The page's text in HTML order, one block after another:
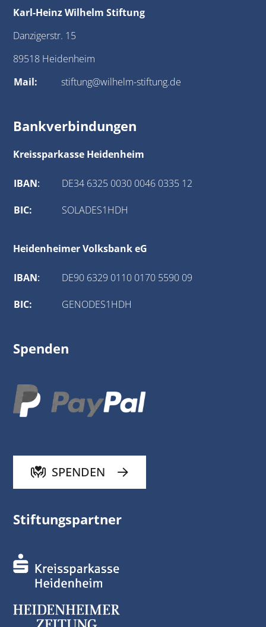
Karl-Heinz Wilhelm Stiftung
Danzigerstr. 15
89518 Heidenheim
Mail:
stiftung@wilhelm-stiftung.de
Bankverbindungen
Kreissparkasse Heidenheim
IBAN: DE34 6325 0030 0046 0335 12
BIC: SOLADES1HDH
Heidenheimer Volksbank eG
IBAN: DE90 6329 0110 0170 5590 09
BIC: GENODES1HDH
Spenden
SPENDEN
Stiftungspartner